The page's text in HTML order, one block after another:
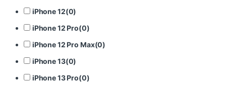
iPhone 12(0)
iPhone 12 Pro(0)
iPhone 12 Pro Max(0)
iPhone 13(0)
iPhone 13 Pro(0)